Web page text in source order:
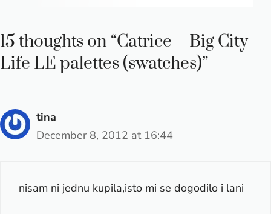
15 thoughts on “Catrice – Big City
Life LE palettes (swatches)”
tina
December 8, 2012 at 16:44
nisam ni jednu kupila,isto mi se dogodilo i lani